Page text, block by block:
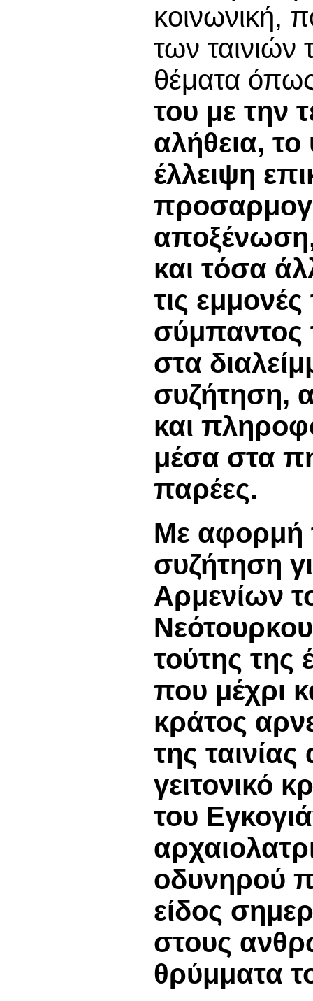
κοινωνική,
των ταινιών
θέματα
του με την
αλήθεια,
έλλειψη
αποξένωση,
και τόσα
τις
σύμπαντος
στα
συζήτηση,
και
μέσα στα
παρέες.
Με αφορμή
συζήτηση
Αρμενίων
τούτης της
που μέχρι
κράτος
της
γειτονικό
του
οδυνηρού
είδος
στους
θρύμματα